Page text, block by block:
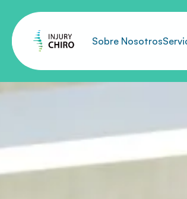
Sobre Nosotros